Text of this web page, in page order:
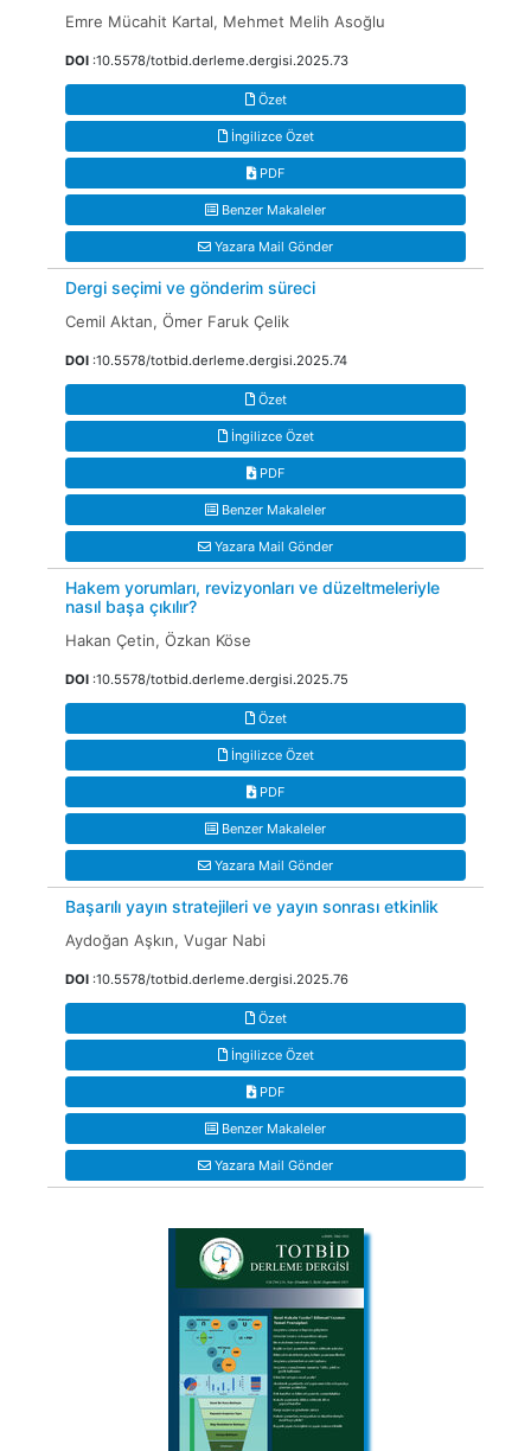
Emre Mücahit Kartal, Mehmet Melih Asoğlu
DOI :10.5578/totbid.derleme.dergisi.2025.73
Özet
İngilizce Özet
PDF
Benzer Makaleler
Yazara Mail Gönder
Dergi seçimi ve gönderim süreci
Cemil Aktan, Ömer Faruk Çelik
DOI :10.5578/totbid.derleme.dergisi.2025.74
Özet
İngilizce Özet
PDF
Benzer Makaleler
Yazara Mail Gönder
Hakem yorumları, revizyonları ve düzeltmeleriyle
nasıl başa çıkılır?
Hakan Çetin, Özkan Köse
DOI :10.5578/totbid.derleme.dergisi.2025.75
Özet
İngilizce Özet
PDF
Benzer Makaleler
Yazara Mail Gönder
Başarılı yayın stratejileri ve yayın sonrası etkinlik
Aydoğan Aşkın, Vugar Nabi
DOI :10.5578/totbid.derleme.dergisi.2025.76
Özet
İngilizce Özet
PDF
Benzer Makaleler
Yazara Mail Gönder